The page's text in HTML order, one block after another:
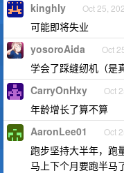
kinghly Oct 25,
可能即将失业
yosoroAida Oct
学会了踩缝纫机（是
CarryOnHxy Oct
年龄增长了算不算
AaronLee01 Oct
跑步坚持大半年，跑
马上下个月要跑半马